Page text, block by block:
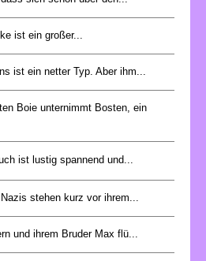
ist ein großer...
ist ein netter Typ. Aber ihm...
Boie unternimmt Bosten, ein
ist lustig spannend und...
stehen kurz vor ihrem...
und ihrem Bruder Max flü...